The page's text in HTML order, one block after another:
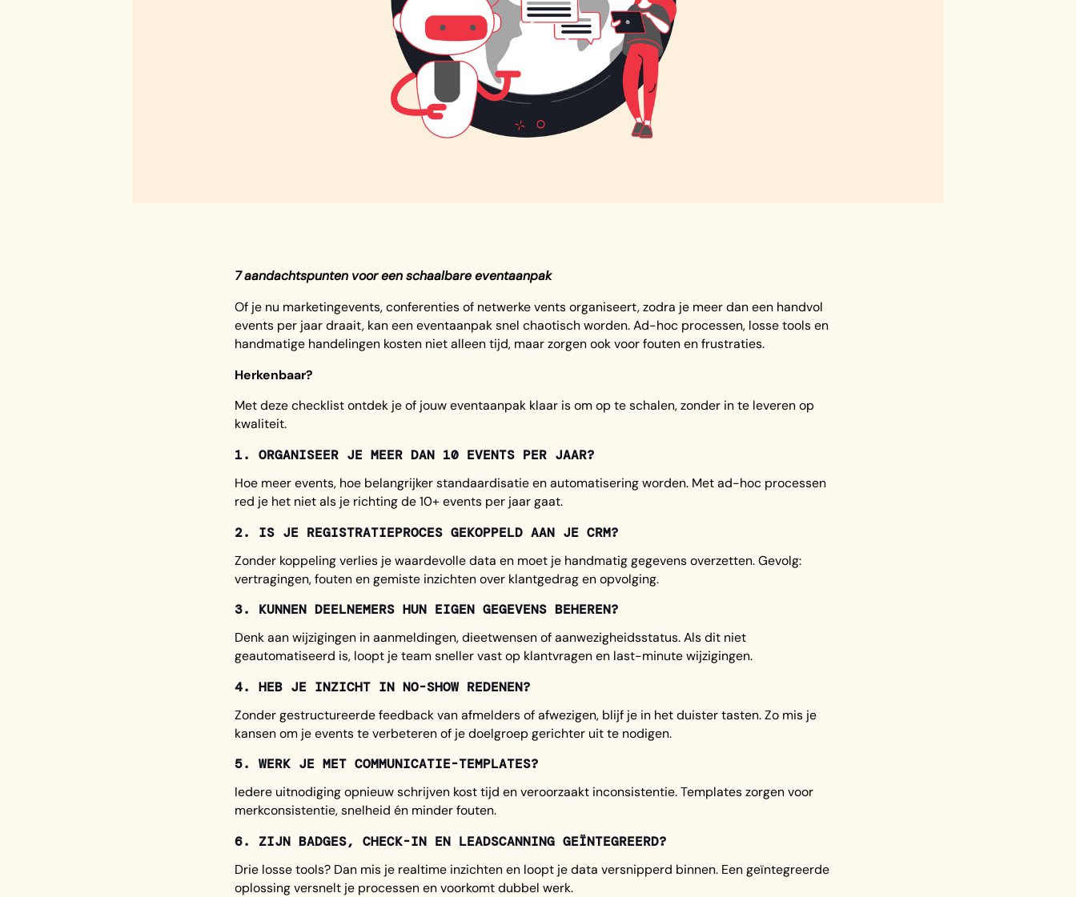
7 aandachtspunten voor een schaalbare eventaanpak
Of je nu marketingevents, conferenties of netwerke vents organiseert, zodra je meer dan een handvol
events per jaar draait, kan een eventaanpak snel chaotisch worden. Ad-hoc processen, losse tools en
handmatige handelingen kosten niet alleen tijd, maar zorgen ook voor fouten en frustraties.
Herkenbaar?
Met deze checklist ontdek je of jouw eventaanpak klaar is om op te schalen, zonder in te leveren op
kwaliteit.
1. ORGANISEER JE MEER DAN 10 EVENTS PER JAAR?
Hoe meer events, hoe belangrijker standaardisatie en automatisering worden. Met ad-hoc processen
red je het niet als je richting de 10+ events per jaar gaat.
2. IS JE REGISTRATIEPROCES GEKOPPELD AAN JE CRM?
Zonder koppeling verlies je waardevolle data en moet je handmatig gegevens overzetten. Gevolg:
vertragingen, fouten en gemiste inzichten over klantgedrag en opvolging.
3. KUNNEN DEELNEMERS HUN EIGEN GEGEVENS BEHEREN?
Denk aan wijzigingen in aanmeldingen, dieetwensen of aanwezigheidsstatus. Als dit niet
geautomatiseerd is, loopt je team sneller vast op klantvragen en last-minute wijzigingen.
4. HEB JE INZICHT IN NO-SHOW REDENEN?
Zonder gestructureerde feedback van afmelders of afwezigen, blijf je in het duister tasten. Zo mis je
kansen om je events te verbeteren of je doelgroep gerichter uit te nodigen.
5. WERK JE MET COMMUNICATIE-TEMPLATES?
Iedere uitnodiging opnieuw schrijven kost tijd en veroorzaakt inconsistentie. Templates zorgen voor
merkconsistentie, snelheid én minder fouten.
6. ZIJN BADGES, CHECK-IN EN LEADSCANNING GEÏNTEGREERD?
Drie losse tools? Dan mis je realtime inzichten en loopt je data versnipperd binnen. Een geïntegreerde
oplossing versnelt je processen en voorkomt dubbel werk.